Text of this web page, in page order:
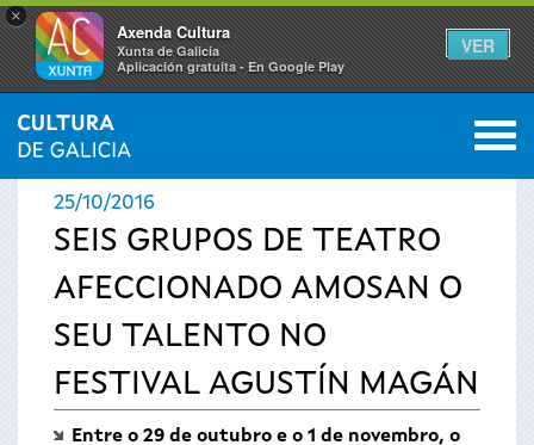
×
Axenda Cultura
Xunta de Galicia
Aplicación gratuíta - En Google Play
VER
Vostede
está
aquí
INICIO › ACTUALIDADE 0
25/10/2016
SEIS GRUPOS DE TEATRO
AFECCIONADO AMOSAN O
SEU TALENTO NO
FESTIVAL AGUSTÍN MAGÁN
Entre o 29 de outubro e o 1 de novembro, o